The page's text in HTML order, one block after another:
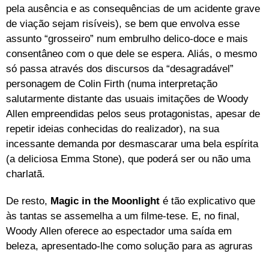
pela ausência e as consequências de um acidente grave
de viação sejam risíveis), se bem que envolva esse
assunto “grosseiro” num embrulho delico-doce e mais
consentâneo com o que dele se espera. Aliás, o mesmo
só passa através dos discursos da “desagradável”
personagem de Colin Firth (numa interpretação
salutarmente distante das usuais imitações de Woody
Allen empreendidas pelos seus protagonistas, apesar de
repetir ideias conhecidas do realizador), na sua
incessante demanda por desmascarar uma bela espírita
(a deliciosa Emma Stone), que poderá ser ou não uma
charlatã.
De resto, Magic in the Moonlight é tão explicativo que
às tantas se assemelha a um filme-tese. E, no final,
Woody Allen oferece ao espectador uma saída em
beleza, apresentado-lhe como solução para as agruras